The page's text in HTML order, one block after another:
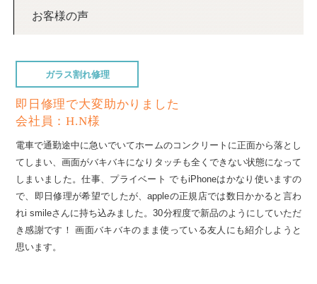
お客様の声
ガラス割れ修理
即日修理で大変助かりました
会社員：H.N様
電車で通勤途中に急いでいてホームのコンクリートに正面から落とし
てしまい、画面がバキバキになりタッチも全くできない状態になって
しまいました。仕事、プライベート でもiPhoneはかなり使いますの
で、即日修理が希望でしたが、appleの正規店では数日かかると言わ
れi smileさんに持ち込みました。30分程度で新品のようにしていただ
き感謝です！ 画面バキバキのまま使っている友人にも紹介しようと
思います。